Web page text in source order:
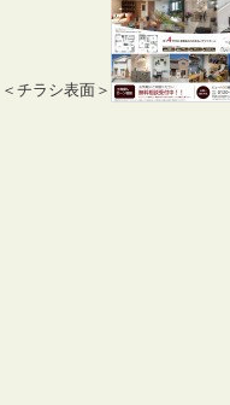
＜チラシ表面＞